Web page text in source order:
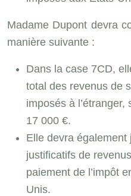
Madame Dupont devra
manière suivante :
Dans la case 7CD,
total des revenus de
imposés à
17 000 €.
Elle devra
justificatifs de
paiement de l’impôt
Unis.